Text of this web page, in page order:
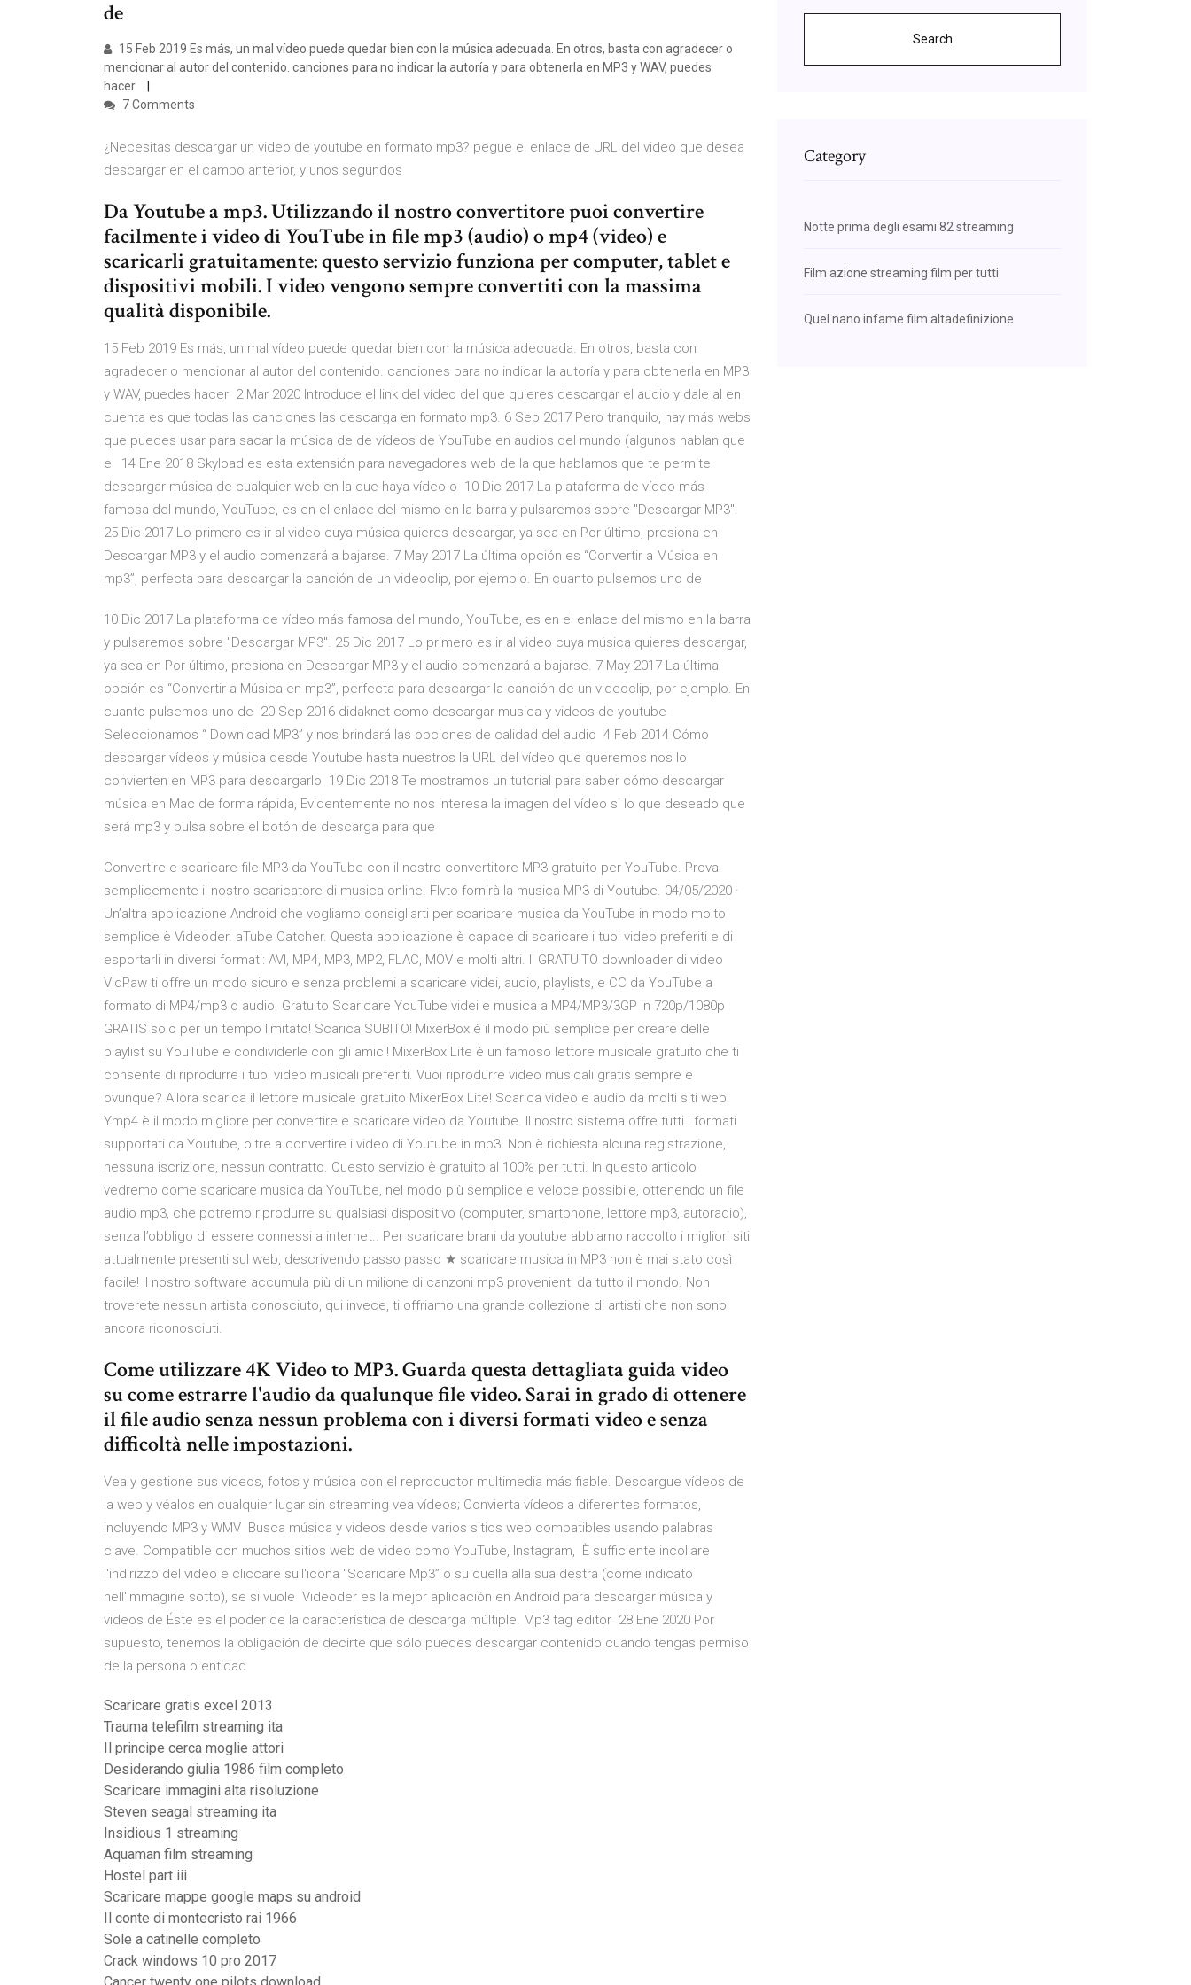
de
15 Feb 2019 Es más, un mal vídeo puede quedar bien con la música adecuada. En otros, basta con agradecer o
mencionar al autor del contenido. canciones para no indicar la autoría y para obtenerla en MP3 y WAV, puedes
hacer
7 Comments
¿Necesitas descargar un video de youtube en formato mp3? pegue el enlace de URL del video que desea
descargar en el campo anterior, y unos segundos
Da Youtube a mp3. Utilizzando il nostro convertitore puoi convertire
facilmente i video di YouTube in file mp3 (audio) o mp4 (video) e
scaricarli gratuitamente: questo servizio funziona per computer, tablet e
dispositivi mobili. I video vengono sempre convertiti con la massima
qualità disponibile.
15 Feb 2019 Es más, un mal vídeo puede quedar bien con la música adecuada. En otros, basta con
agradecer o mencionar al autor del contenido. canciones para no indicar la autoría y para obtenerla en MP3
y WAV, puedes hacer 2 Mar 2020 Introduce el link del vídeo del que quieres descargar el audio y dale al en
cuenta es que todas las canciones las descarga en formato mp3. 6 Sep 2017 Pero tranquilo, hay más webs
que puedes usar para sacar la música de de vídeos de YouTube en audios del mundo (algunos hablan que
el 14 Ene 2018 Skyload es esta extensión para navegadores web de la que hablamos que te permite
descargar música de cualquier web en la que haya vídeo o 10 Dic 2017 La plataforma de vídeo más
famosa del mundo, YouTube, es en el enlace del mismo en la barra y pulsaremos sobre "Descargar MP3".
25 Dic 2017 Lo primero es ir al video cuya música quieres descargar, ya sea en Por último, presiona en
Descargar MP3 y el audio comenzará a bajarse. 7 May 2017 La última opción es “Convertir a Música en
mp3”, perfecta para descargar la canción de un videoclip, por ejemplo. En cuanto pulsemos uno de
10 Dic 2017 La plataforma de vídeo más famosa del mundo, YouTube, es en el enlace del mismo en la barra
y pulsaremos sobre "Descargar MP3". 25 Dic 2017 Lo primero es ir al video cuya música quieres descargar,
ya sea en Por último, presiona en Descargar MP3 y el audio comenzará a bajarse. 7 May 2017 La última
opción es “Convertir a Música en mp3”, perfecta para descargar la canción de un videoclip, por ejemplo. En
cuanto pulsemos uno de 20 Sep 2016 didaknet-como-descargar-musica-y-videos-de-youtube-
Seleccionamos “ Download MP3” y nos brindará las opciones de calidad del audio 4 Feb 2014 Cómo
descargar vídeos y música desde Youtube hasta nuestros la URL del vídeo que queremos nos lo
convierten en MP3 para descargarlo 19 Dic 2018 Te mostramos un tutorial para saber cómo descargar
música en Mac de forma rápida, Evidentemente no nos interesa la imagen del vídeo si lo que deseado que
será mp3 y pulsa sobre el botón de descarga para que
Convertire e scaricare file MP3 da YouTube con il nostro convertitore MP3 gratuito per YouTube. Prova
semplicemente il nostro scaricatore di musica online. Flvto fornirà la musica MP3 di Youtube. 04/05/2020 ·
Un’altra applicazione Android che vogliamo consigliarti per scaricare musica da YouTube in modo molto
semplice è Videoder. aTube Catcher. Questa applicazione è capace di scaricare i tuoi video preferiti e di
esportarli in diversi formati: AVI, MP4, MP3, MP2, FLAC, MOV e molti altri. Il GRATUITO downloader di video
VidPaw ti offre un modo sicuro e senza problemi a scaricare videi, audio, playlists, e CC da YouTube a
formato di MP4/mp3 o audio. Gratuito Scaricare YouTube videi e musica a MP4/MP3/3GP in 720p/1080p
GRATIS solo per un tempo limitato! Scarica SUBITO! MixerBox è il modo più semplice per creare delle
playlist su YouTube e condividerle con gli amici! MixerBox Lite è un famoso lettore musicale gratuito che ti
consente di riprodurre i tuoi video musicali preferiti. Vuoi riprodurre video musicali gratis sempre e
ovunque? Allora scarica il lettore musicale gratuito MixerBox Lite! Scarica video e audio da molti siti web.
Ymp4 è il modo migliore per convertire e scaricare video da Youtube. Il nostro sistema offre tutti i formati
supportati da Youtube, oltre a convertire i video di Youtube in mp3. Non è richiesta alcuna registrazione,
nessuna iscrizione, nessun contratto. Questo servizio è gratuito al 100% per tutti. In questo articolo
vedremo come scaricare musica da YouTube, nel modo più semplice e veloce possibile, ottenendo un file
audio mp3, che potremo riprodurre su qualsiasi dispositivo (computer, smartphone, lettore mp3, autoradio),
senza l’obbligo di essere connessi a internet.. Per scaricare brani da youtube abbiamo raccolto i migliori siti
attualmente presenti sul web, descrivendo passo passo ★ scaricare musica in MP3 non è mai stato così
facile! Il nostro software accumula più di un milione di canzoni mp3 provenienti da tutto il mondo. Non
troverete nessun artista conosciuto, qui invece, ti offriamo una grande collezione di artisti che non sono
ancora riconosciuti.
Come utilizzare 4K Video to MP3. Guarda questa dettagliata guida video
su come estrarre l'audio da qualunque file video. Sarai in grado di ottenere
il file audio senza nessun problema con i diversi formati video e senza
difficoltà nelle impostazioni.
Vea y gestione sus vídeos, fotos y música con el reproductor multimedia más fiable. Descargue vídeos de
la web y véalos en cualquier lugar sin streaming vea vídeos; Convierta vídeos a diferentes formatos,
incluyendo MP3 y WMV Busca música y videos desde varios sitios web compatibles usando palabras
clave. Compatible con muchos sitios web de video como YouTube, Instagram, È sufficiente incollare
l'indirizzo del video e cliccare sull'icona “Scaricare Mp3” o su quella alla sua destra (come indicato
nell'immagine sotto), se si vuole Videoder es la mejor aplicación en Android para descargar música y
videos de Éste es el poder de la característica de descarga múltiple. Mp3 tag editor 28 Ene 2020 Por
supuesto, tenemos la obligación de decirte que sólo puedes descargar contenido cuando tengas permiso
de la persona o entidad
Scaricare gratis excel 2013
Trauma telefilm streaming ita
Il principe cerca moglie attori
Desiderando giulia 1986 film completo
Scaricare immagini alta risoluzione
Steven seagal streaming ita
Insidious 1 streaming
Aquaman film streaming
Hostel part iii
Scaricare mappe google maps su android
Il conte di montecristo rai 1966
Sole a catinelle completo
Crack windows 10 pro 2017
Search
Category
Notte prima degli esami 82 streaming
Film azione streaming film per tutti
Quel nano infame film altadefinizione